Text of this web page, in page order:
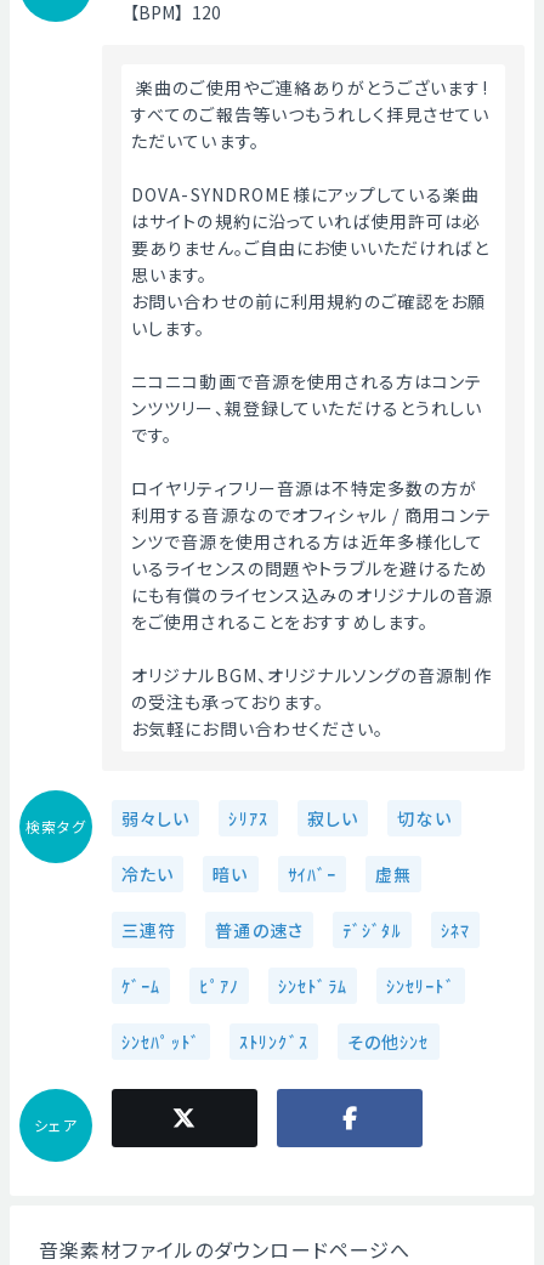
【BPM】120
楽曲のご使用やご連絡ありがとうございます!
すべてのご報告等いつもうれしく拝見させてい
ただいています。
DOVA-SYNDROME様にアップしている楽曲
はサイトの規約に沿っていれば使用許可は必
要ありません。ご自由にお使いいただければと
思います。
お問い合わせの前に利用規約のご確認をお願
いします。
ニコニコ動画で音源を使用される方はコンテ
ンツツリー、親登録していただけるとうれしい
です。
ロイヤリティフリー音源は不特定多数の方が
利用する音源なのでオフィシャル / 商用コンテ
ンツで音源を使用される方は近年多様化して
いるライセンスの問題やトラブルを避けるため
にも有償のライセンス込みのオリジナルの音源
をご使用されることをおすすめします。
オリジナルBGM、オリジナルソングの音源制作
の受注も承っております。
お気軽にお問い合わせください。
検索タグ 弱々しい ｼﾘｱｽ 寂しい 切ない
冷たい 暗い ｻｲﾊﾞｰ 虚無
三連符 普通の速さ ﾃﾞｼﾞﾀﾙ ｼﾈﾏ
ｹﾞｰﾑ ﾋﾟｱﾉ ｼﾝｾﾄﾞﾗﾑ ｼﾝｾﾘｰﾄﾞ
ｼﾝｾﾊﾟｯﾄﾞ ｽﾄﾘﾝｸﾞｽ その他ｼﾝｾ
シェア
音楽素材ファイルのダウンロードページへ